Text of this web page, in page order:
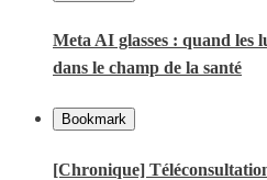
Meta AI glasses : quand les
dans le champ de la santé
Bookmark
[Chronique]